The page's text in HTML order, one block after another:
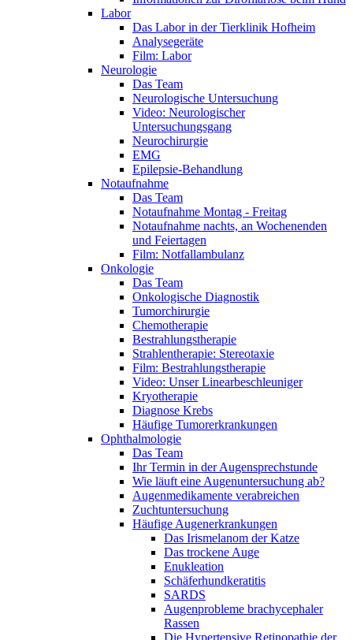
Labor
Das Labor in der Tierklinik Hofheim
Analysegeräte
Film: Labor
Neurologie
Das Team
Neurologische Untersuchung
Video: Neurologischer
Untersuchungsgang
Neurochirurgie
EMG
Epilepsie-Behandlung
Notaufnahme
Das Team
Notaufnahme Montag - Freitag
Notaufnahme nachts, an Wochenenden
und Feiertagen
Film: Notfallambulanz
Onkologie
Das Team
Onkologische Diagnostik
Tumorchirurgie
Chemotherapie
Bestrahlungstherapie
Strahlentherapie: Stereotaxie
Film: Bestrahlungstherapie
Video: Unser Linearbeschleuniger
Kryotherapie
Diagnose Krebs
Häufige Tumorerkrankungen
Ophthalmologie
Das Team
Ihr Termin in der Augensprechstunde
Wie läuft eine Augenuntersuchung ab?
Augenmedikamente verabreichen
Zuchtuntersuchung
Häufige Augenerkrankungen
Das Irismelanom der Katze
Das trockene Auge
Enukleation
Schäferhundkeratitis
SARDS
Augenprobleme brachycephaler
Rassen
Die Hypertensive Retinopathie der